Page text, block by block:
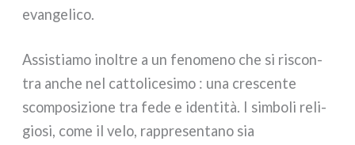
evan­ge­li­co.
Assistiamo inol­tre a un feno­me­no che si riscon­
tra anche nel cat­to­li­ce­si­mo : una cre­scen­te
scom­po­si­zio­ne tra fede e iden­ti­tà. I sim­bo­li reli­
gio­si, come il velo, rap­pre­sen­ta­no sia